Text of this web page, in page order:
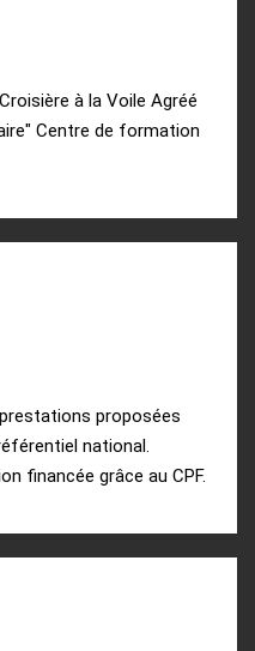
à la Voile Agréé
Centre de formation
proposées
national.
financée grâce au CPF.